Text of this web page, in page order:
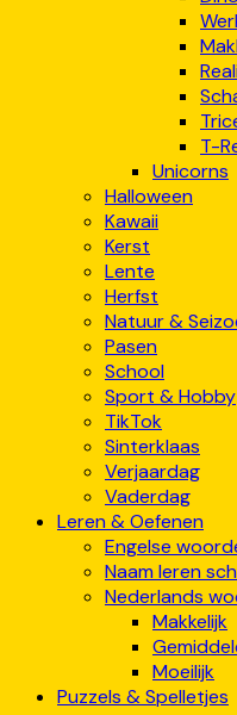
T-
Unicorns
Halloween
Kawaii
Kerst
Lente
Herfst
Natuur &
Pasen
School
Sport & Hobby
TikTok
Sinterklaas
Verjaardag
Vaderdag
Leren & Oefenen
Engelse
Naam leren
Nederlands
Makkelijk
Moeilijk
Puzzels & Spelletjes